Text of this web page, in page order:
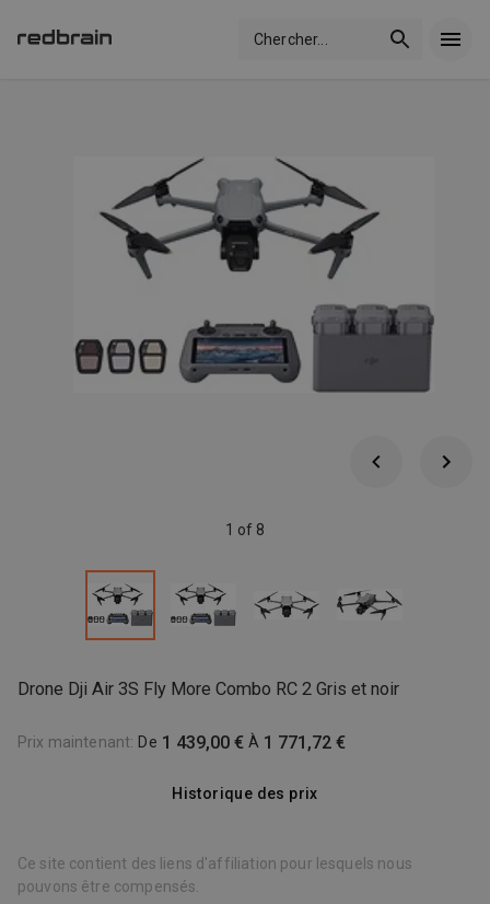
Chercher...
1 of 8
Drone Dji Air 3S Fly More Combo RC 2 Gris et noir
Prix maintenant: De 1 439,00 € À 1 771,72 €
Historique des prix
Ce site contient des liens d'affiliation pour lesquels nous
pouvons être compensés.